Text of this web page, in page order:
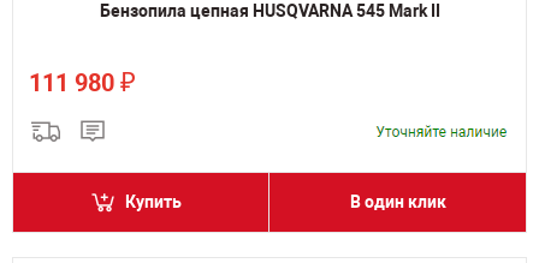
Бензопила цепная HUSQVARNA 545 Mark II
111 980 ₽
Купить В один клик